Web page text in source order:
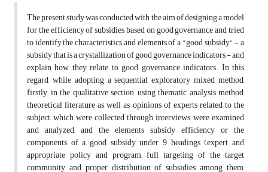
The present study was conducted with the aim of designing a model
for the efficiency of subsidies based on good governance and tried
to identify the characteristics and elements of a "good subsidy" - a
subsidy that is a crystallization of good governance indicators - and
explain how they relate to good governance indicators. In this
regard, while adopting a sequential exploratory mixed method,
firstly, in the qualitative section, using thematic analysis method,
theoretical literature as well as opinions of experts related to the
subject, which were collected through interviews, were examined
and analyzed, and the elements subsidy efficiency or the
components of a good subsidy under 9 headings (expert and
appropriate policy and program, full targeting of the target
community and proper distribution of subsidies among them,